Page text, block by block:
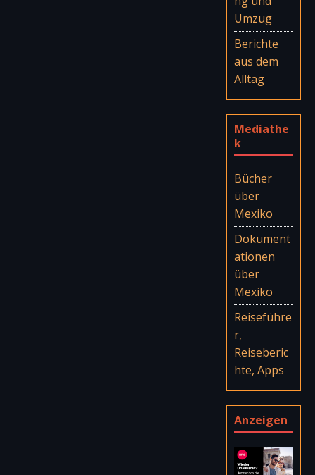
Umzug
Berichte
aus dem
Alltag
Mediathe
k
Bücher
über
Mexiko
Dokument
ationen
über
Mexiko
Reiseführe
r,
Reiseberic
hte, Apps
Anzeigen